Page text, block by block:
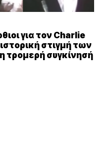
για τον Charlie
στιγμή των
τρομερή συγκίνησή